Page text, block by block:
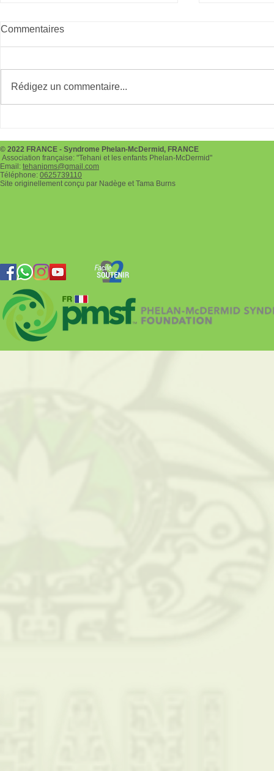
Commentaires
Rédigez un commentaire...
© 2022 FRANCE - Syndrome Phelan-McDermid, FRANCE
Association française: "Tehani et les enfants Phelan-McDermid"
Email: tehanipms@gmail.com
Téléphone: 0625739110
Site originellement conçu par Nadège et Tama Burns